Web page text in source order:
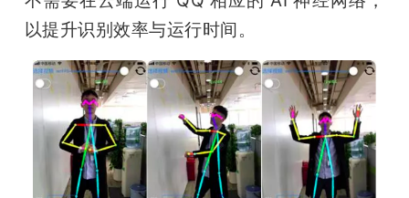
以提升识别效率与运行时间。